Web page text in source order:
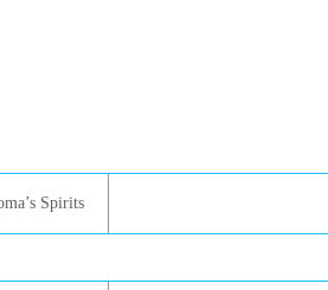
Spirits